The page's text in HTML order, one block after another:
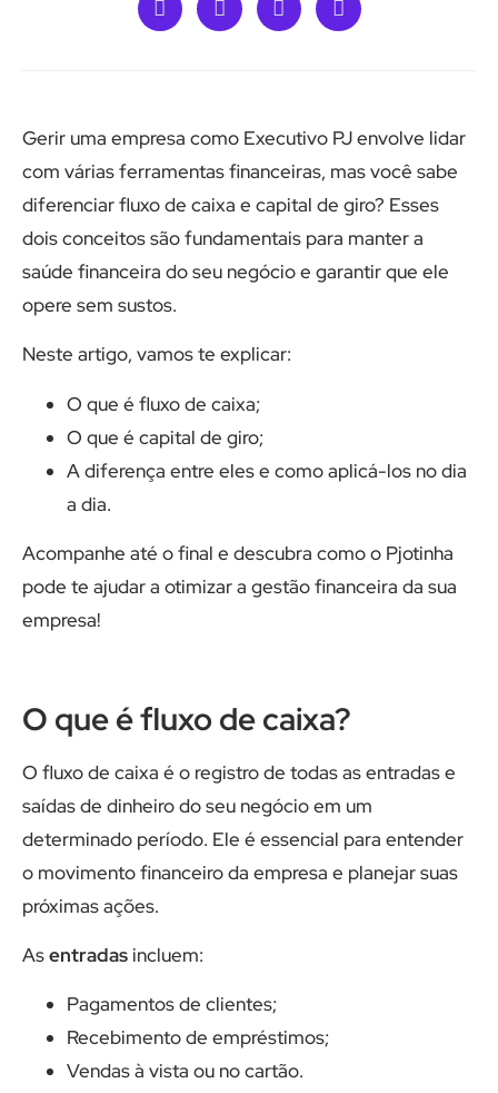
Gerir uma empresa como Executivo PJ envolve lidar
com várias ferramentas financeiras, mas você sabe
diferenciar fluxo de caixa e capital de giro? Esses
dois conceitos são fundamentais para manter a
saúde financeira do seu negócio e garantir que ele
opere sem sustos.
Neste artigo, vamos te explicar:
O que é fluxo de caixa;
O que é capital de giro;
A diferença entre eles e como aplicá-los no dia
a dia.
Acompanhe até o final e descubra como o Pjotinha
pode te ajudar a otimizar a gestão financeira da sua
empresa!
O que é fluxo de caixa?
O fluxo de caixa é o registro de todas as entradas e
saídas de dinheiro do seu negócio em um
determinado período. Ele é essencial para entender
o movimento financeiro da empresa e planejar suas
próximas ações.
Asentradas incluem:
Pagamentos de clientes;
Recebimento de empréstimos;
Vendas à vista ou no cartão.